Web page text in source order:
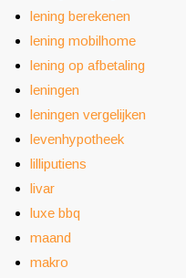
lening berekenen
lening mobilhome
lening op afbetaling
leningen
leningen vergelijken
levenhypotheek
lilliputiens
livar
luxe bbq
maand
makro